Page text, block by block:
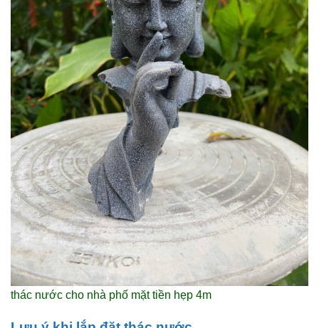
thác nước cho nhà phố mặt tiền hẹp 4m